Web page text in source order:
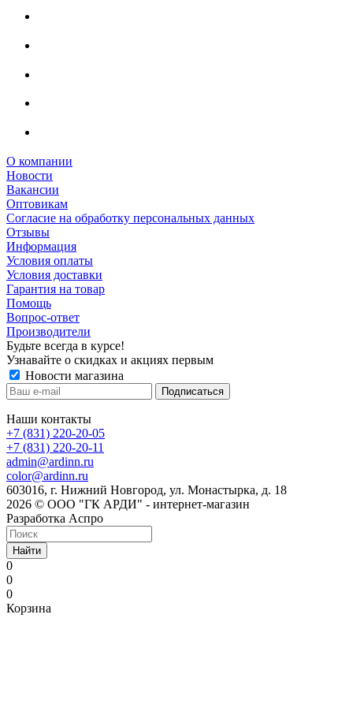
О компании
Новости
Вакансии
Оптовикам
Cогласие на обработку персональных данных
Отзывы
Информация
Условия оплаты
Условия доставки
Гарантия на товар
Помощь
Вопрос-ответ
Производители
Будьте всегда в курсе!
Узнавайте о скидках и акциях первым
Новости магазина
Наши контакты
+7 (831) 220-20-05
+7 (831) 220-20-11
admin@ardinn.ru
color@ardinn.ru
603016, г. Нижний Новгород, ул. Монастырка, д. 18
2026 © ООО "ГК АРДИ" - интернет-магазин
Разработка Аспро
Найти
0
0
0
Корзина